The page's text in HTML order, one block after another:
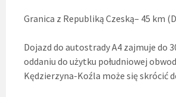
Granica z Republiką Czeską– 45 km
Dojazd do autostrady A4 zajmuje do
oddaniu do użytku południowej
Kędzierzyna-Koźla może się skrócić